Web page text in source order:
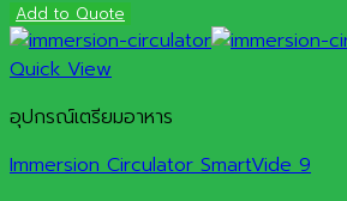
Add to Quote
Quick View
อุปกรณ์เตรียมอาหาร
Immersion Circulator SmartVide 9